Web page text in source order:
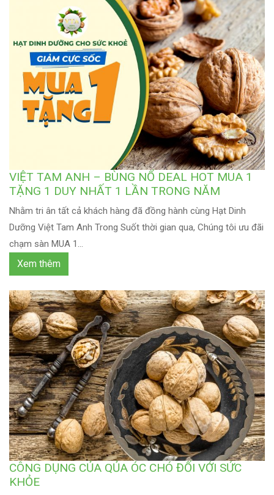
VIỆT TAM ANH – BÙNG NỔ DEAL HOT MUA 1
TẶNG 1 DUY NHẤT 1 LẦN TRONG NĂM
Nhằm tri ân tất cả khách hàng đã đồng hành cùng Hạt Dinh
Dưỡng Việt Tam Anh Trong Suốt thời gian qua, Chúng tôi ưu đãi
chạm sàn MUA 1...
Xem thêm
CÔNG DỤNG CỦA QỦA ÓC CHÓ ĐỐI VỚI SỨC
KHỎE